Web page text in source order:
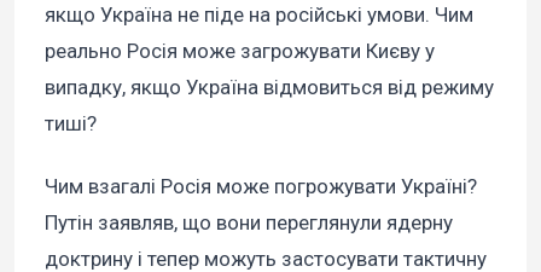
якщо Україна не піде на російські умови. Чим
реально Росія може загрожувати Києву у
випадку, якщо Україна відмовиться від режиму
тиші?
Чим взагалі Росія може погрожувати Україні?
Путін заявляв, що вони переглянули ядерну
доктрину і тепер можуть застосувати тактичну